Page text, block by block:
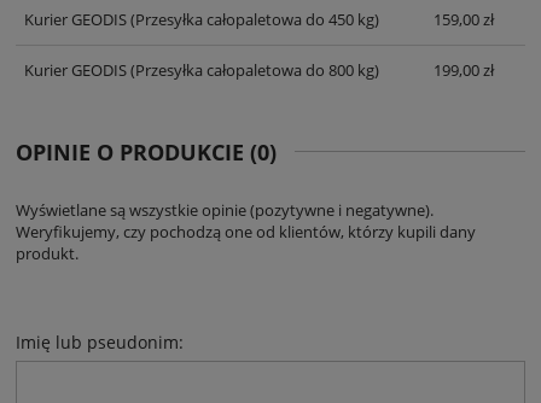
Kurier GEODIS(Przesyłka całopaletowa do 450 kg) 159,00 zł
Kurier GEODIS(Przesyłka całopaletowa do 800 kg) 199,00 zł
OPINIE O PRODUKCIE (0)
Wyświetlane są wszystkie opinie (pozytywne i negatywne).
Weryfikujemy, czy pochodzą one od klientów, którzy kupili dany
produkt.
Imię lub pseudonim: